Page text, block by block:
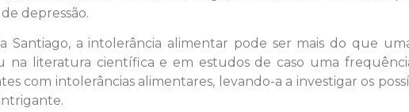
depressão.
Santiago, a intolerância alimentar pode ser mais do que
na literatura científica e em estudos de caso uma
com intolerâncias alimentares, levando-a a investigar os